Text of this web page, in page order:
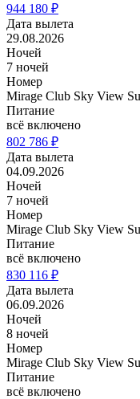
944 180 ₽
Дата вылета
29.08.2026
Ночей
7 ночей
Номер
Mirage Club Sky View
Питание
всё включено
802 786 ₽
Дата вылета
04.09.2026
Ночей
7 ночей
Номер
Mirage Club Sky View
Питание
всё включено
830 116 ₽
Дата вылета
06.09.2026
Ночей
8 ночей
Номер
Mirage Club Sky View
Питание
всё включено